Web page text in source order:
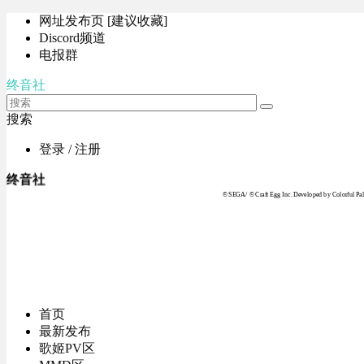
网址发布页 [建议收藏]
Discord频道
电报群
终音社
搜索
登录 / 注册
终音社
© SEGA / © Craft Egg Inc. Developed by Colorful
首页
最新发布
歌姬PV区